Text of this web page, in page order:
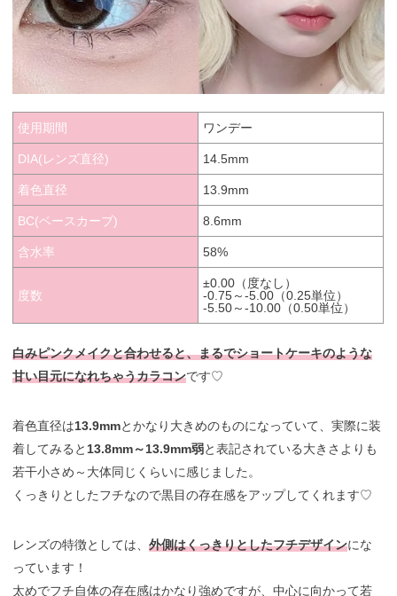
使用期間 ワンデー
DIA(レンズ直径) 14.5mm
着色直径 13.9mm
BC(ベースカーブ) 8.6mm
含水率 58%
度数
±0.00（度なし）
-0.75～-5.00（0.25単位）
-5.50～-10.00（0.50単位）
白みピンクメイクと合わせると、まるでショートケーキのような
甘い目元になれちゃうカラコンです♡
着色直径は13.9mmとかなり大きめのものになっていて、実際に装
着してみると 13.8mm～13.9mm弱と表記されている大きさよりも
若干小さめ～大体同じくらいに感じました。
くっきりとしたフチなので黒目の存在感をアップしてくれます♡
レンズの特徴としては、外側はくっきりとしたフチデザインにな
っています！
太めでフチ自体の存在感はかなり強めですが、中心に向かって若